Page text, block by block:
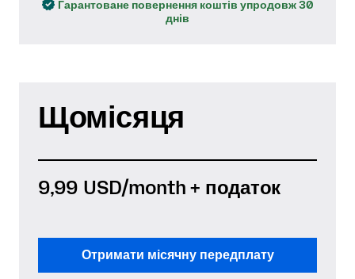
Гарантоване повернення коштів упродовж 30
днів
Щомісяця
9,99 USD/month + податок
Отримати місячну передплату